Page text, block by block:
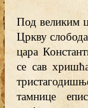
Под великим
Цркву
цара
се сав
тамнице